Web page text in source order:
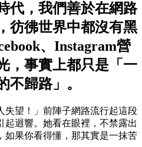
代，我們善於在網路
彷彿世界中都沒有黑
、Instagram營
，事實上都只是「一
不歸路」。
失望！」前陣子網路流行起這段
起迴響。她看在眼裡，不禁露出
如果你看得懂，那其實是一抹苦